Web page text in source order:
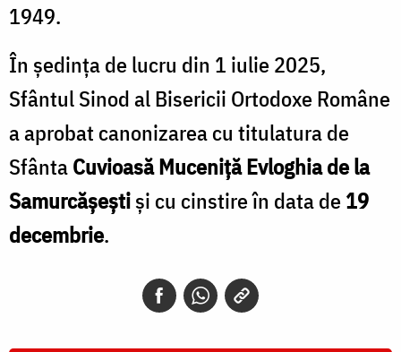
1949.
În ședința de lucru din 1 iulie 2025,
Sfântul Sinod al Bisericii Ortodoxe Române
a aprobat canonizarea cu titulatura de
SfântaCuvioasă Muceniță Evloghia de la
Samurcășeștiși cu cinstire în data de19
decembrie.